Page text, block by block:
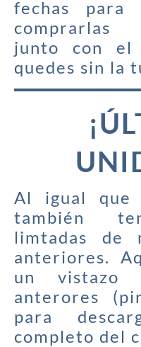
fechas
comprarlas
junto con el
quedes sin la
Al igual que
también
limtadas de
anteriores.
un vistazo
anterores
para
completo del